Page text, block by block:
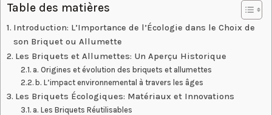
Table des matières
Introduction: L’Importance de l’Écologie dans le Choix de
son Briquet ou Allumette
Les Briquets et Allumettes: Un Aperçu Historique
a. Origines et évolution des briquets et allumettes
b. L’impact environnemental à travers les âges
Les Briquets Écologiques: Matériaux et Innovations
a. Les Briquets Réutilisables